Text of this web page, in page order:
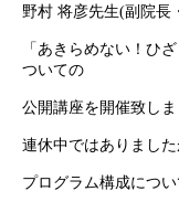
野村 将彦先生(副院長
「あきらめない！ひ
ついての
公開講座を開催致しま
連休中ではありました
プログラム構成につい